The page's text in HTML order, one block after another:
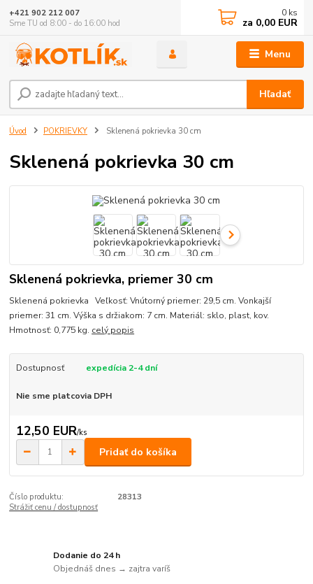
Menu
Hľadať
+421 902 212 007
Sme TU od 8:00 - do 16:00 hod
0 ks
za 0,00 EUR
Úvod POKRIEVKY Sklenená pokrievka 30 cm
Sklenená pokrievka 30 cm
Sklenená pokrievka, priemer 30 cm
Sklenená pokrievka Veľkosť: Vnútorný priemer: 29,5 cm. Vonkajší
priemer: 31 cm. Výška s držiakom: 7 cm. Materiál: sklo, plast, kov.
Hmotnosť: 0,775 kg. celý popis
Dostupnosť expedícia 2-4 dní
Nie sme platcovia DPH
12,50 EUR/ks
Pridať do košíka
Číslo produktu:
28313
Strážiť cenu / dostupnosť
Dodanie do 24 h
Objednáš dnes → zajtra varíš